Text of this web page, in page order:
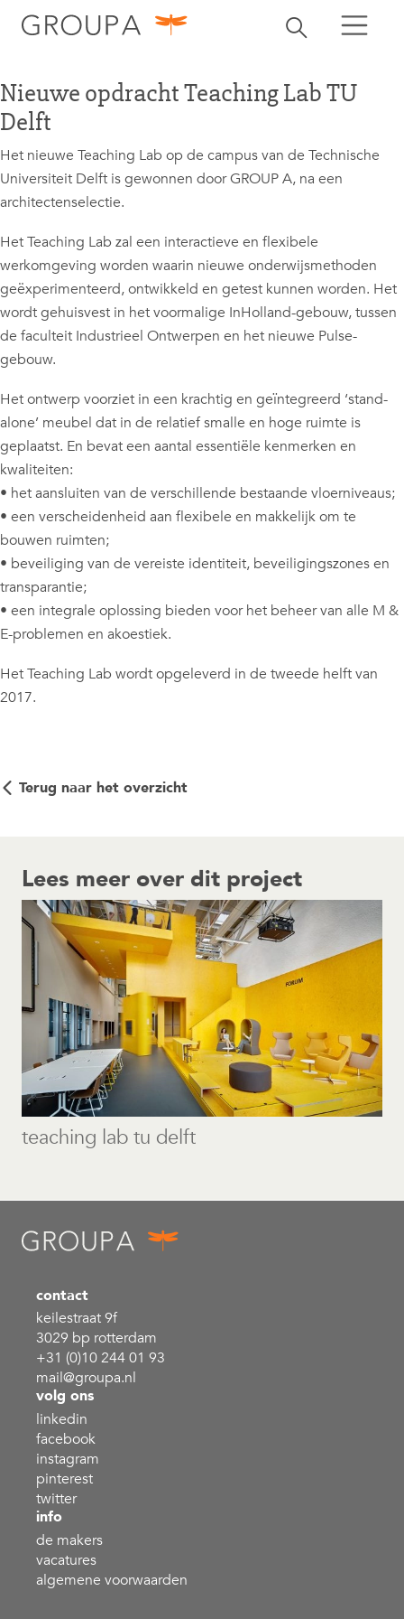
Zoekbalk
zoeken zoeken
Nieuwe opdracht Teaching Lab TU
Delft
Het nieuwe Teaching Lab op de campus van de Technische
Universiteit Delft is gewonnen door GROUP A, na een
architectenselectie.
Het Teaching Lab zal een interactieve en flexibele
werkomgeving worden waarin nieuwe onderwijsmethoden
geëxperimenteerd, ontwikkeld en getest kunnen worden. Het
wordt gehuisvest in het voormalige InHolland-gebouw, tussen
de faculteit Industrieel Ontwerpen en het nieuwe Pulse-
gebouw.
Het ontwerp voorziet in een krachtig en geïntegreerd ‘stand-
alone’ meubel dat in de relatief smalle en hoge ruimte is
geplaatst. En bevat een aantal essentiële kenmerken en
kwaliteiten:
• het aansluiten van de verschillende bestaande vloerniveaus;
• een verscheidenheid aan flexibele en makkelijk om te
bouwen ruimten;
• beveiliging van de vereiste identiteit, beveiligingszones en
transparantie;
• een integrale oplossing bieden voor het beheer van alle M &
E-problemen en akoestiek.
Het Teaching Lab wordt opgeleverd in de tweede helft van
2017.
Terug naar het overzicht
Lees meer over dit project
teaching lab tu delft
contact
keilestraat 9f
3029 bp rotterdam
+31 (0)10 244 01 93
mail@groupa.nl
volg ons
linkedin
facebook
instagram
pinterest
twitter
info
de makers
vacatures
algemene voorwaarden